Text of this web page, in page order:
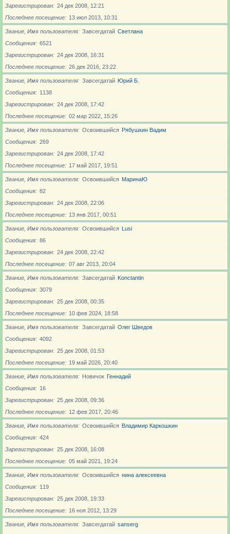
Зарегистрирован
24 дек 2008, 12:21
Последнее посещение
13 июл 2013, 10:31
Звание, Имя пользователя Завсегдатай Светлана
Сообщения
6521
Зарегистрирован
24 дек 2008, 16:31
Последнее посещение
26 дек 2016, 23:22
Звание, Имя пользователя Завсегдатай Юрий Б.
Сообщения
1138
Зарегистрирован
24 дек 2008, 17:42
Последнее посещение
02 мар 2022, 15:26
Звание, Имя пользователя Освоившийся Рябушкин Вадим
Сообщения
269
Зарегистрирован
24 дек 2008, 17:42
Последнее посещение
17 май 2017, 19:51
Звание, Имя пользователя Освоившийся МаринаЮ
Сообщения
82
Зарегистрирован
24 дек 2008, 22:06
Последнее посещение
13 янв 2017, 00:51
Звание, Имя пользователя Освоившийся Lusi
Сообщения
86
Зарегистрирован
24 дек 2008, 22:42
Последнее посещение
07 авг 2013, 20:04
Звание, Имя пользователя Завсегдатай Konctantin
Сообщения
3079
Зарегистрирован
25 дек 2008, 00:35
Последнее посещение
10 фев 2024, 18:58
Звание, Имя пользователя Завсегдатай Олег Шведов
Сообщения
4092
Зарегистрирован
25 дек 2008, 01:53
Последнее посещение
19 май 2026, 20:40
Звание, Имя пользователя Новичoк Геннадий
Сообщения
16
Зарегистрирован
25 дек 2008, 09:36
Последнее посещение
12 фев 2017, 20:46
Звание, Имя пользователя Освоившийся Владимир Каркошкин
Сообщения
424
Зарегистрирован
25 дек 2008, 16:08
Последнее посещение
05 май 2021, 19:24
Звание, Имя пользователя Освоившийся нина алексеевна
Сообщения
119
Зарегистрирован
25 дек 2008, 19:33
Последнее посещение
16 ноя 2012, 13:29
Звание, Имя пользователя Завсегдатай sanserg